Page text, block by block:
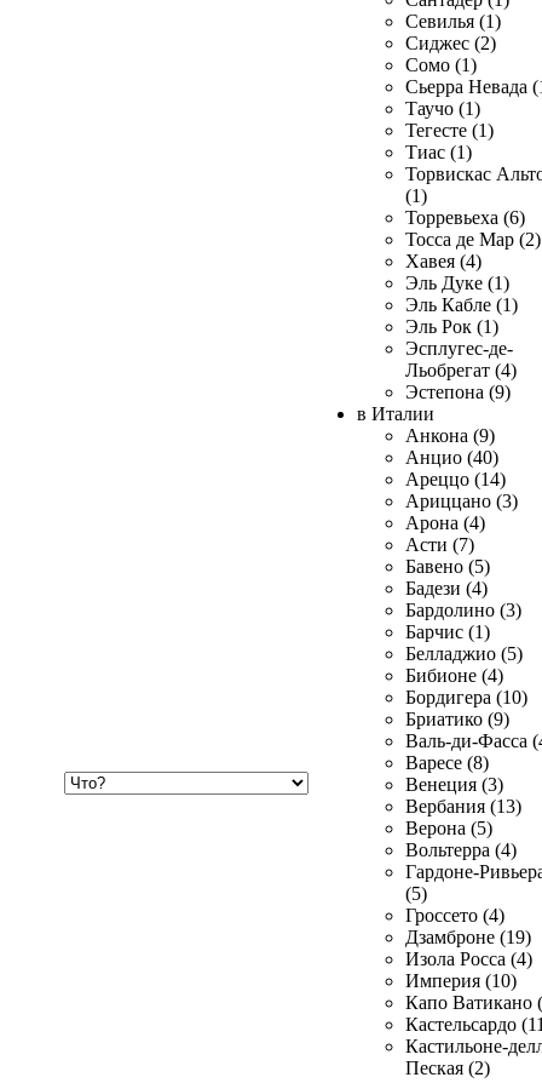
Севилья (1)
Сиджес (2)
Сомо (1)
Сьерра Невада
Таучо (1)
Тегесте (1)
Тиас (1)
Торвискас
(1)
Торревьеха (6)
Тосса де Мар (2)
Хавея (4)
Эль Дуке (1)
Эль Кабле (1)
Эль Рок (1)
Эсплугес-де-
Льобрегат (4)
Эстепона (9)
в Италии
Анкона (9)
Анцио (40)
Ареццо (14)
Ариццано (3)
Арона (4)
Асти (7)
Бавено (5)
Бадези (4)
Бардолино (3)
Барчис (1)
Белладжио (5)
Бибионе (4)
Бордигера (10)
Бриатико (9)
Валь-ди-Фасса
Варесе (8)
Венеция (3)
Вербания (13)
Верона (5)
Вольтерра (4)
Гардоне-
(5)
Гроссето (4)
Дзамброне (19)
Изола Росса (4)
Империя (10)
Капо Ватикано
Кастельсардо
Кастильоне-
Пеская (2)